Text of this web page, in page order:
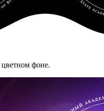
цветном фоне.